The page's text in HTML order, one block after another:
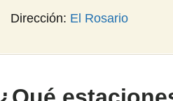
Dirección: El Rosario